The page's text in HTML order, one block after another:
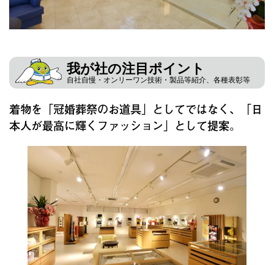
我が社の注目ポイント
自社自慢・オンリーワン技術・製品等紹介、各種表彰等
着物を「冠婚葬祭のお道具」としてではなく、「日
本人が最高に輝くファッション」として提案。